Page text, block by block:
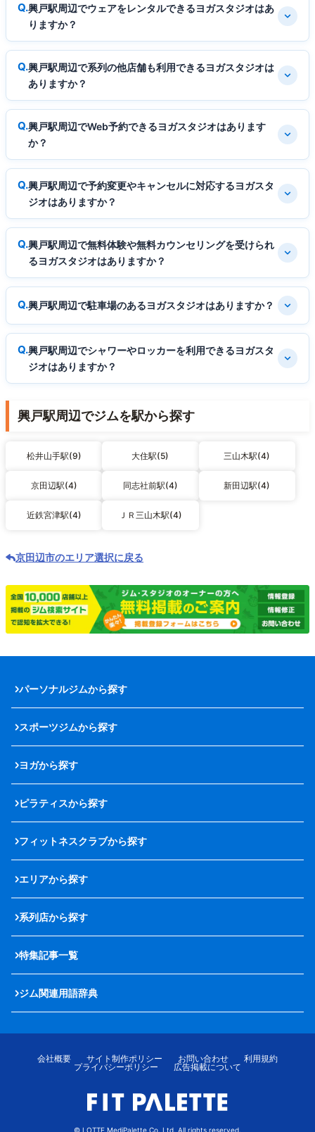
興戸駅周辺でウェアをレンタルできるヨガスタジオはあ
りますか？
興戸駅周辺で系列の他店舗も利用できるヨガスタジオは
ありますか？
興戸駅周辺でWeb予約できるヨガスタジオはあります
か？
興戸駅周辺で予約変更やキャンセルに対応するヨガスタ
ジオはありますか？
興戸駅周辺で無料体験や無料カウンセリングを受けられ
るヨガスタジオはありますか？
興戸駅周辺で駐車場のあるヨガスタジオはありますか？
興戸駅周辺でシャワーやロッカーを利用できるヨガスタ
ジオはありますか？
興戸駅周辺でジムを駅から探す
松井山手駅(9) 大住駅(5) 三山木駅(4)
京田辺駅(4) 同志社前駅(4) 新田辺駅(4)
近鉄宮津駅(4) ＪＲ三山木駅(4)
京田辺市のエリア選択に戻る
パーソナルジムから探す
スポーツジムから探す
ヨガから探す
ピラティスから探す
フィットネスクラブから探す
エリアから探す
系列店から探す
特集記事一覧
ジム関連用語辞典
会社概要 サイト制作ポリシー お問い合わせ
利用規約
プライバシーポリシー
広告掲載について
© LOTTE MediPalette Co.,Ltd. All rights reserved.